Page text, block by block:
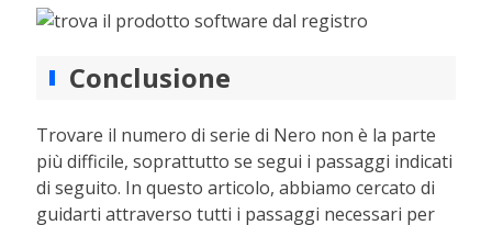
Conclusione
Trovare il numero di serie di Nero non è la parte
più difficile, soprattutto se segui i passaggi indicati
di seguito. In questo articolo, abbiamo cercato di
guidarti attraverso tutti i passaggi necessari per